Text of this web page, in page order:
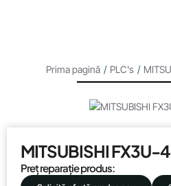
Prima pagină / PLC's /
MITSUBISHI FX3U-
Preț reparație produs: